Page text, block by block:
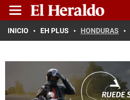
INICIO EH PLUS HONDURAS